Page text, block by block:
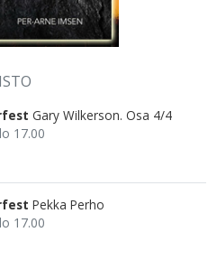
Gary Wilkerson. Osa 4/4
17.00
Pekka Perho
17.00